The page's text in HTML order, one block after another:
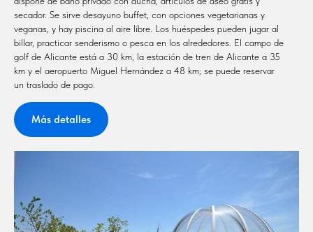
secador. Se sirve desayuno buffet, con opciones vegetarianas y
veganas, y hay piscina al aire libre. Los huéspedes pueden jugar al
billar, practicar senderismo o pesca en los alrededores. El campo de
golf de Alicante está a 30 km, la estación de tren de Alicante a 35
km y el aeropuerto Miguel Hernández a 48 km; se puede reservar
un traslado de pago.
Más detalles